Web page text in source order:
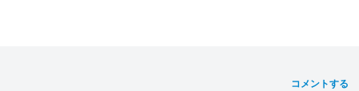
コメントする